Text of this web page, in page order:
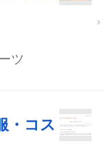
ツ
・コス